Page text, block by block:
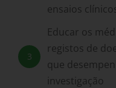
ensaios
3
Educar os
registos de
que
investigação